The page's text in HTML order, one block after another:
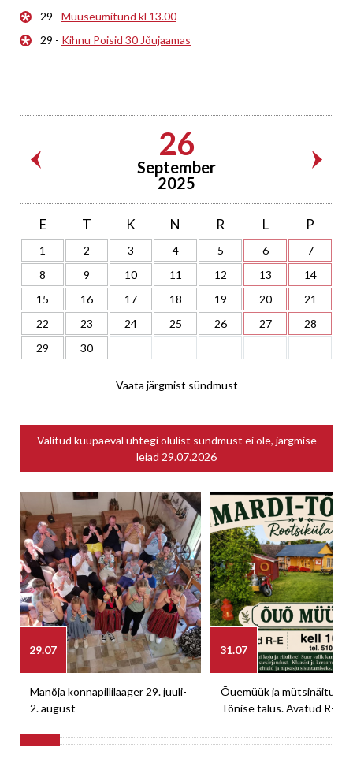
29 - Muuseumitund kl 13.00
29 - Kihnu Poisid 30 Jõujaamas
26
September
2025
E T K N R L P
1 2 3 4 5 6
7
8
9 10 11 12 13
14
15
16 17 18 19 20
21
22
23 24 25 26 27
28
29
30
Vaata järgmist sündmust
Valitud kuupäeval ühtegi olulist sündmust ei ole, järgmise
leiad 29.07.2026
29.07
Manõja konnapillilaager 29. juuli-
2. august
31.07
Õuemüük ja mütsinäitus
Tõnise talus. Avatud R-E